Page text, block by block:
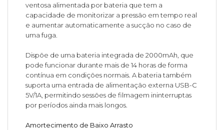
ventosa alimentada por bateria que tem a
capacidade de monitorizar a pressão em tempo real
e aumentar automaticamente a sucção no caso de
uma fuga.
Dispõe de uma bateria integrada de 2000mAh, que
pode funcionar durante mais de 14 horas de forma
contínua em condições normais. A bateria também
suporta uma entrada de alimentação externa USB-C
5V/1A, permitindo sessões de filmagem ininterruptas
por períodos ainda mais longos.
Amortecimento de Baixo Arrasto